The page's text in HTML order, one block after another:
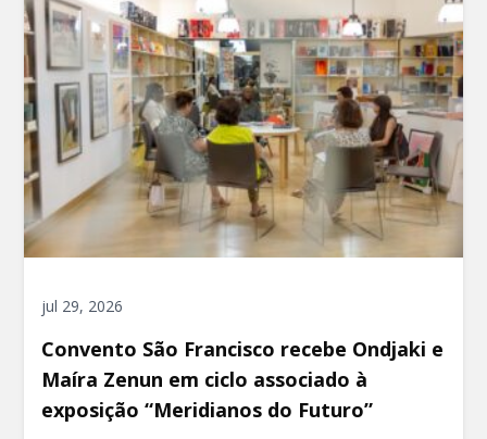
jul 29, 2026
Convento São Francisco recebe Ondjaki e
Maíra Zenun em ciclo associado à
exposição “Meridianos do Futuro”